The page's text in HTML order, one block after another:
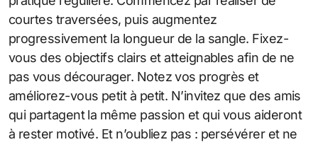
courtes traversées, puis augmentez
progressivement la longueur de la sangle. Fixez-
vous des objectifs clairs et atteignables afin de ne
pas vous décourager. Notez vos progrès et
améliorez-vous petit à petit. N’invitez que des amis
qui partagent la même passion et qui vous aideront
à rester motivé. Et n’oubliez pas : persévérer et ne